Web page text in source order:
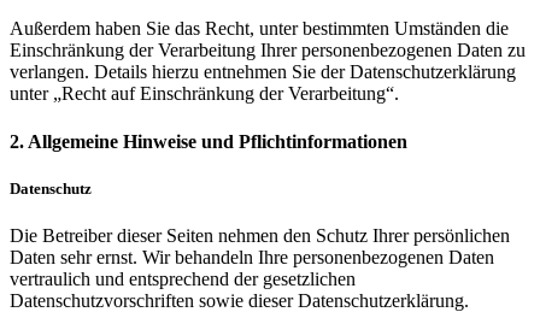
Außerdem haben Sie das Recht, unter bestimmten Umständen die
Einschränkung der Verarbeitung Ihrer personenbezogenen Daten zu
verlangen. Details hierzu entnehmen Sie der Datenschutzerklärung
unter „Recht auf Einschränkung der Verarbeitung“.
2. Allgemeine Hinweise und Pflichtinformationen
Datenschutz
Die Betreiber dieser Seiten nehmen den Schutz Ihrer persönlichen
Daten sehr ernst. Wir behandeln Ihre personenbezogenen Daten
vertraulich und entsprechend der gesetzlichen
Datenschutzvorschriften sowie dieser Datenschutzerklärung.